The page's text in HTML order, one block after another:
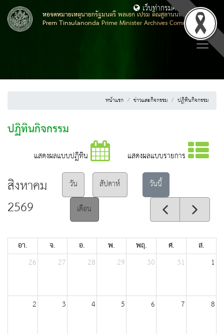
หอจดหมายเหตุนายกรัฐมนตรี พลเอก เปรม ติณสูลานนท์
Prem Tinsulanonda Prime Minister Archives Commemoration
เว็บท่ากรมศิลปากร
หน้าแรก ข่าวและกิจกรรม ปฏิทินกิจกรรม
ปฏิทินกิจกรรม
แสดงผลแบบปฏิทิน แสดงผลแบบรายการ
สิงหาคม
2569
วัน
สัปดาห์
เดือน
วันนี้
อา. จ. อ. พ. พฤ. ศ.
ส.
26
27 28 29 30 31 1
2 3 4 5 6 7 8